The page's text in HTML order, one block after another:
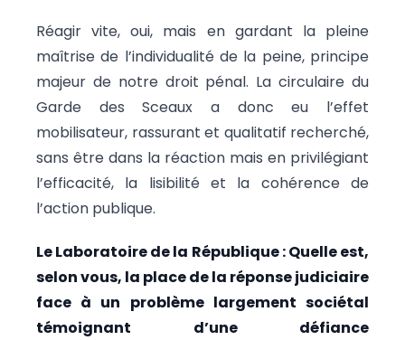
Réagir vite, oui, mais en gardant la pleine
maîtrise de l’individualité de la peine, principe
majeur de notre droit pénal. La circulaire du
Garde des Sceaux a donc eu l’effet
mobilisateur, rassurant et qualitatif recherché,
sans être dans la réaction mais en privilégiant
l’efficacité, la lisibilité et la cohérence de
l’action publique.
Le Laboratoire de la République : Quelle est,
selon vous, la place de la réponse judiciaire
face à un problème largement sociétal
témoignant d’une défiance